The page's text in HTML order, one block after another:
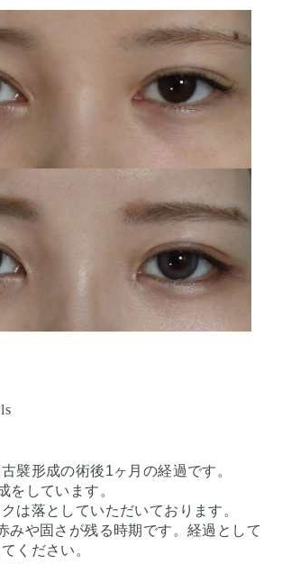
襞形成の術後1ヶ月の経過です。
をしています。
は落としていただいております。
みや固さが残る時期です。経過として
ください。